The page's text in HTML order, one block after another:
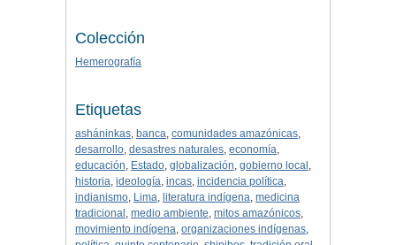
Colección
Hemerografía
Etiquetas
asháninkas, banca, comunidades amazónicas,
desarrollo, desastres naturales, economía,
educación, Estado, globalización, gobierno local ,
historia, ideología, incas, incidencia política,
indianismo, Lima, literatura indígena, medicina
tradicional , medio ambiente, mitos amazónicos,
movimiento indígena, organizaciones indígenas,